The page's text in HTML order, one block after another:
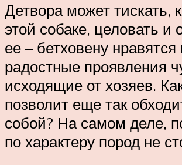
Детвора может тискать,
этой собаке, целовать и
ее – бетховену нравятся
радостные проявления
исходящие от хозяев.
позволит еще так
собой? На самом деле,
по характеру пород не